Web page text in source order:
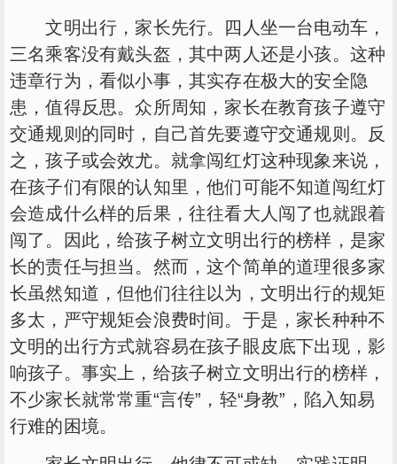
文明出行，家长先行。四人坐一台电动车，
三名乘客没有戴头盔，其中两人还是小孩。这种
违章行为，看似小事，其实存在极大的安全隐
患，值得反思。众所周知，家长在教育孩子遵守
交通规则的同时，自己首先要遵守交通规则。反
之，孩子或会效尤。就拿闯红灯这种现象来说，
在孩子们有限的认知里，他们可能不知道闯红灯
会造成什么样的后果，往往看大人闯了也就跟着
闯了。因此，给孩子树立文明出行的榜样，是家
长的责任与担当。然而，这个简单的道理很多家
长虽然知道，但他们往往以为，文明出行的规矩
多太，严守规矩会浪费时间。于是，家长种种不
文明的出行方式就容易在孩子眼皮底下出现，影
响孩子。事实上，给孩子树立文明出行的榜样，
不少家长就常常重“言传”，轻“身教”，陷入知易
行难的困境。